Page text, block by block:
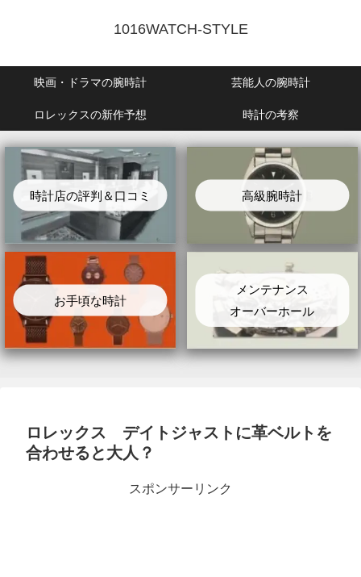
1016WATCH-STYLE
映画・ドラマの腕時計 芸能人の腕時計
ロレックスの新作予想 時計の考察
時計店の評判＆口コミ 高級腕時計
お手頃な時計
メンテナンス
オーバーホール
ロレックス デイトジャストに革ベルトを
合わせると大人？
スポンサーリンク